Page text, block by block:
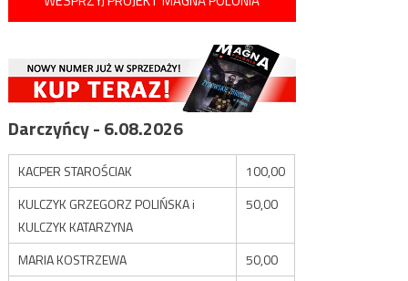
Darczyńcy - 6.08.2026
KACPER STAROŚCIAK
100,00
KULCZYK GRZEGORZ POLIŃSKA i
KULCZYK KATARZYNA
50,00
MARIA KOSTRZEWA
50,00